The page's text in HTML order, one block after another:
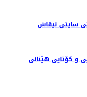
سایتی نیقاش
ئاشته‌وایی و كۆتایی هێنانی